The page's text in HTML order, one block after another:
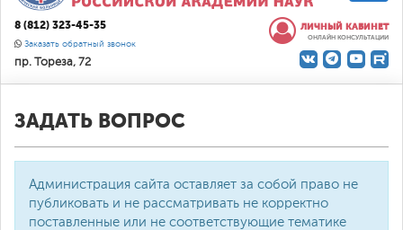
Цвет:
О доступной среде
8 (812) 323-45-35
Заказать обратный звонок
пр. Тореза, 72
ЛИЧНЫЙ КАБИНЕТ
ОНЛАЙН КОНСУЛЬТАЦИИ
ЗАДАТЬ ВОПРОС
Администрация сайта оставляет за собой право не
публиковать и не рассматривать не корректно
поставленные или не соответствующие тематике